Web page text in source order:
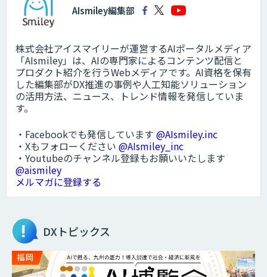
AIsmiley編集部
株式会社アイスマイリーが運営するAIポータルメディア
「AIsmiley」は、AIの専門家によるコンテンツ配信と
プロダクト紹介を行うWebメディアです。AI資格を保有
した編集部がDX推進の事例や人工知能ソリューション
の活用方法、ニュース、トレンド情報を発信していま
す。
・Facebookでも発信しています @AIsmiley.inc
・Xもフォローください @AIsmiley_inc
・Youtubeのチャンネル登録もお願いいたします
@aismiley
メルマガに登録する
DXトピックス